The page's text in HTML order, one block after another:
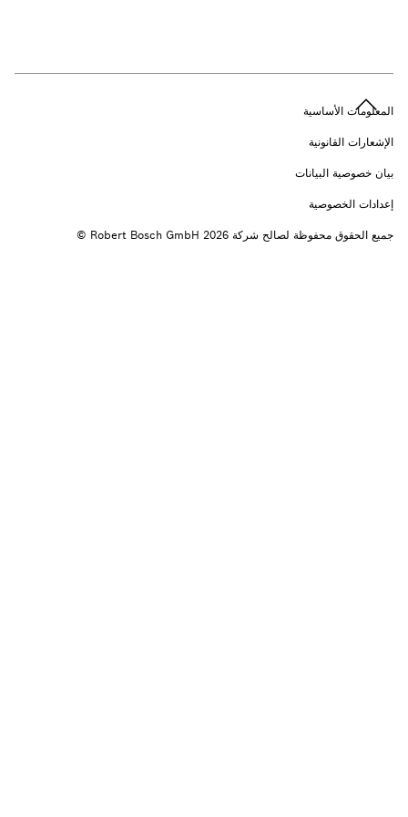
المعلومات الأساسية
الإشعارات القانونية
بيان خصوصية البيانات
إعدادات الخصوصية
جميع الحقوق محفوظة لصالح شركة 2026 ‎© Robert Bosch GmbH